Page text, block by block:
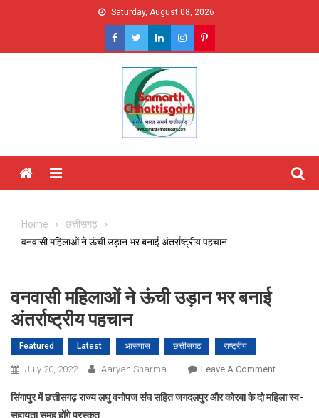
Saturday, August 08, 2026
Menu
Home
छत्तीसगढ़
वनवासी महिलाओं ने ऊंची उड़ान भर बनाई अंतर्राष्ट्रीय पहचान
वनवासी महिलाओं ने ऊंची उड़ान भर बनाई
अंतर्राष्ट्रीय पहचान
Featured Latest आसपास छत्तीसगढ़ राष्ट्रीय
July 20, 2022 Aaryan Sharma Leave A CommentOn
महिलाओं
सिंगापुर में छत्तीसगढ़ राज्य लघु वनोपज संघ सहित जगदलपुर और कोरबा के दो महिला स्व-
सहायता समूह होंगे पुरस्कृत